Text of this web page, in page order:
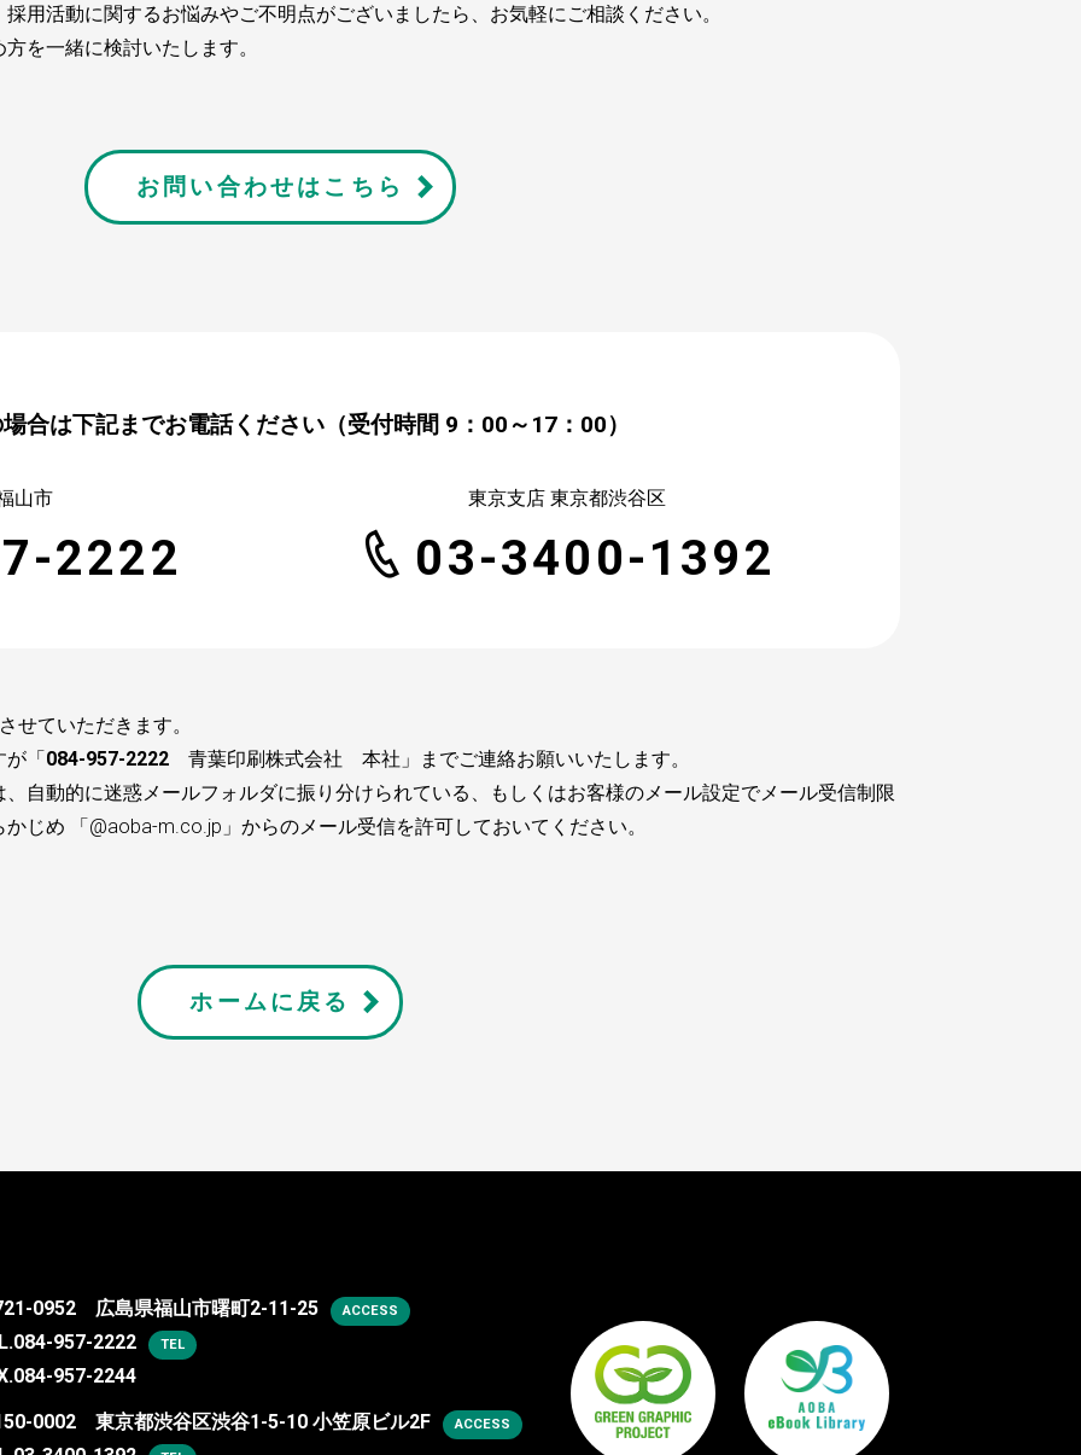
用活動に関するお悩みやご不明点がございましたら、お気軽にご相談ください。
を一緒に検討いたします。
お問い合わせはこちら
合は下記までお電話ください（受付時間 9：00～17：00）
山市
2222
東京支店 東京都渋谷区
03-3400-1392
せていただきます。
が「084-957-2222 青葉印刷株式会社 本社」までご連絡お願いいたします。
自動的に迷惑メールフォルダに振り分けられている、もしくはお客様のメール設定でメール受信制限
じめ 「@aoba-m.co.jp」からのメール受信を許可しておいてください。
ホームに戻る
0952 広島県福山市曙町2-11-25 ACCESS
084-957-2222 TEL
957-2244
0002 東京都渋谷区渋谷1-5-10 小笠原ビル2F
ACCESS